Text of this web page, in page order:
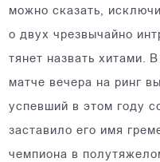
можно сказать,
о двух чрезвычайно
тянет назвать хитами.
матче вечера на ринг
успевший в этом году
заставило его имя
чемпиона в